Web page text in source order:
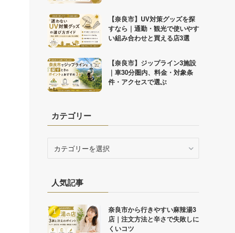
【奈良市】UV対策グッズを探
すなら｜通勤・観光で使いやす
い組み合わせと買える店3選
【奈良市】ジップライン3施設
｜車30分圏内、料金・対象条
件・アクセスで選ぶ
カテゴリー
ー人気記事
奈良市から行きやすい麻辣湯3
店｜注文方法と辛さで失敗しに
くいコツ